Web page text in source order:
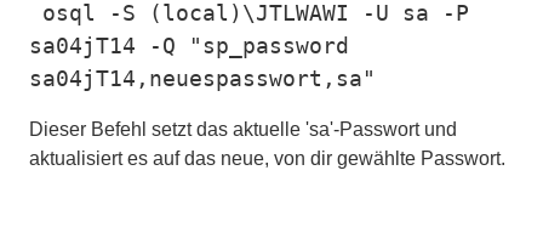
osql -S ( local )\JTLWAWI -U sa -P
sa04jT14 -Q
"sp_password
sa04jT14,neuespasswort,sa"
Dieser Befehl setzt das aktuelle 'sa'-Passwort und
aktualisiert es auf das neue, von dir gewählte Passwort.